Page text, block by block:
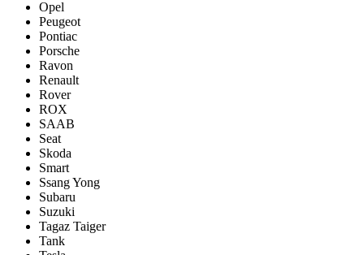
Opel
Peugeot
Pontiac
Porsсhe
Ravon
Renault
Rover
ROX
SAAB
Seat
Skoda
Smart
Ssang Yong
Subaru
Suzuki
Tagaz Taiger
Tank